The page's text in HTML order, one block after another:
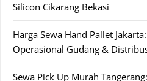
Silicon Cikarang Bekasi
Harga Sewa Hand Pallet
Operasional Gudang &
Sewa Pick Up Murah